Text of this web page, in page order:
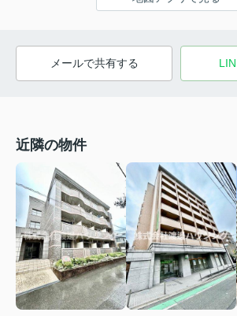
メールで共有する
近隣の物件